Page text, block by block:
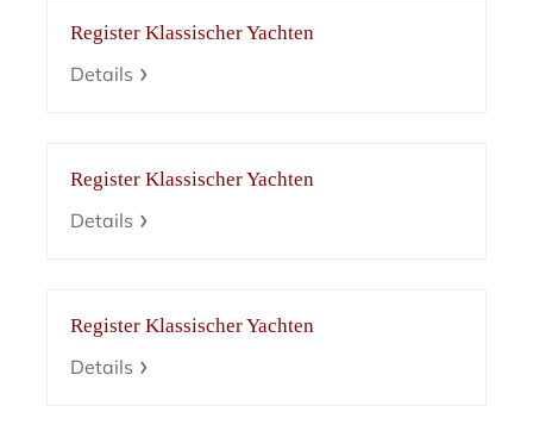
Register Klassischer Yachten
Details
Register Klassischer Yachten
Details
Register Klassischer Yachten
Details